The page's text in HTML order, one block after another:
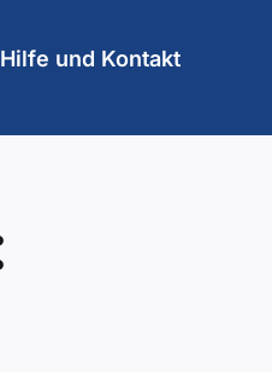
Hilfe und Kontakt